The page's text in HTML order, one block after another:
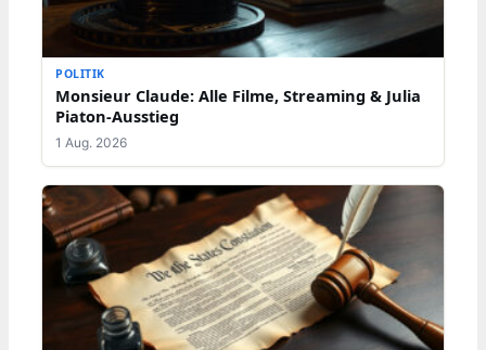
POLITIK
Monsieur Claude: Alle Filme, Streaming & Julia
Piaton-Ausstieg
1 Aug. 2026